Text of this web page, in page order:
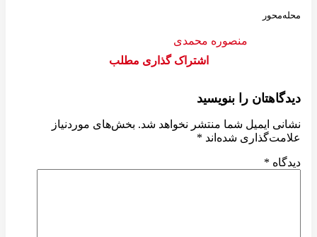
محله‌محور
منصوره محمدی
اشتراک گذاری مطلب
دیدگاهتان را بنویسید
نشانی ایمیل شما منتشر نخواهد شد. بخش‌های موردنیاز
علامت‌گذاری شده‌اند *
دیدگاه *